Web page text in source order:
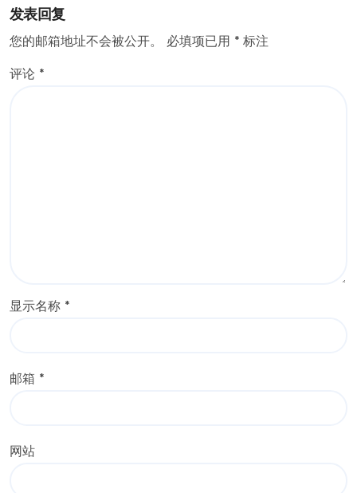
发表回复
您的邮箱地址不会被公开。 必填项已用 * 标注
评论 *
显示名称 *
邮箱 *
网站